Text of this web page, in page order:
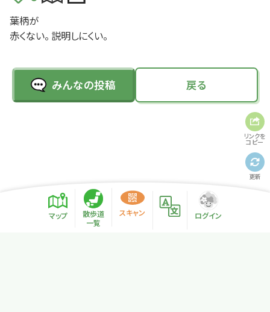
葉柄が
赤くない。 説明 しにくい。
みんなの投稿 戻る
リンクを
コピー
更新
マップ
散歩道
一覧
スキャン ログイン